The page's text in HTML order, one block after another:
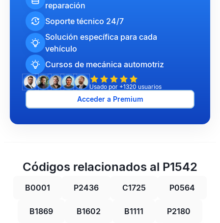
reparación
Soporte técnico 24/7
Solución específica para cada
vehículo
Cursos de mecánica automotriz
Usado por +1320 usuarios
Acceder a Premium
Códigos relacionados al P1542
B0001 P2436 C1725 P0564
B1869 B1602 B1111 P2180